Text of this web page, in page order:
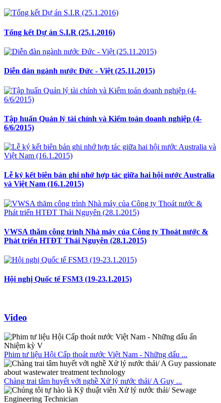
Tổng kết Dự án S.I.R (25.1.2016)
Diễn đàn ngành nước Đức - Việt (25.11.2015)
Tập huấn Quản lý tài chính và Kiểm toán doanh nghiệp (4-
6/6/2015)
Lễ ký kết biên bản ghi nhớ hợp tác giữa hai hội nước Australia
và Việt Nam (16.1.2015)
VWSA thăm công trình Nhà máy của Công ty Thoát nước &
Phát triển HTĐT Thái Nguyên (28.1.2015)
Hội nghị Quốc tế FSM3 (19-23.1.2015)
Video
Phim tư liệu Hội Cấp thoát nước Việt Nam - Những dấu ...
Chàng trai tâm huyết với nghề Xử lý nước thải/ A Guy ...